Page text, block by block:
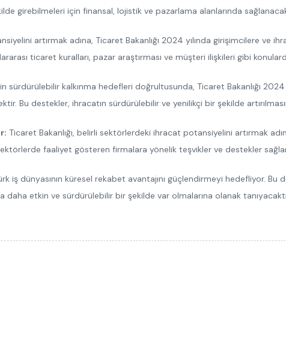
girebilmeleri için finansal, lojistik ve pazarlama alanlarında
artırmak adına, Ticaret Bakanlığı 2024 yılında girişimcilere ve
ticaret kuralları, pazar araştırması ve müşteri ilişkileri gibi
sürdürülebilir kalkınma hedefleri doğrultusunda, Ticaret Bakanlığı
Bu destekler, ihracatın sürdürülebilir ve yenilikçi bir şekilde
Ticaret Bakanlığı, belirli sektörlerdeki ihracat potansiyelini artırmak
faaliyet gösteren firmalara yönelik teşvikler ve destekler
iş dünyasının küresel rekabet avantajını güçlendirmeyi hedefliyor. Bu
etkin ve sürdürülebilir bir şekilde var olmalarına olanak